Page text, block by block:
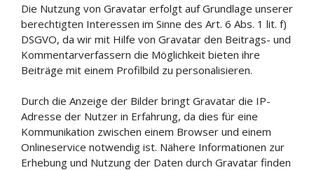
Die Nutzung von Gravatar erfolgt auf Grundlage unserer
berechtigten Interessen im Sinne des Art. 6 Abs. 1 lit. f)
DSGVO, da wir mit Hilfe von Gravatar den Beitrags- und
Kommentarverfassern die Möglichkeit bieten ihre
Beiträge mit einem Profilbild zu personalisieren.
Durch die Anzeige der Bilder bringt Gravatar die IP-
Adresse der Nutzer in Erfahrung, da dies für eine
Kommunikation zwischen einem Browser und einem
Onlineservice notwendig ist. Nähere Informationen zur
Erhebung und Nutzung der Daten durch Gravatar finden